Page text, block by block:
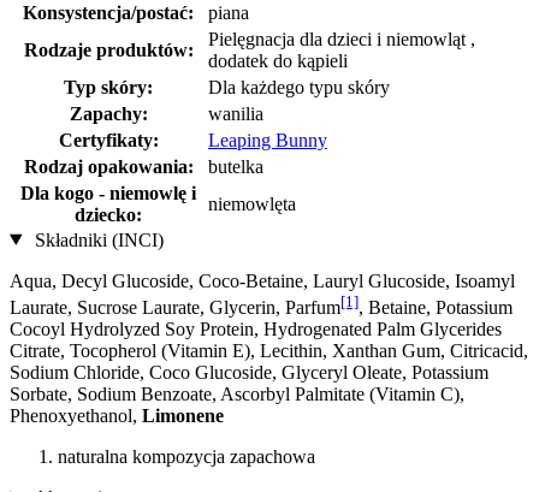
Konsystencja/postać:
piana
Rodzaje produktów:
Pielęgnacja dla dzieci i niemowląt ,
dodatek do kąpieli
Typ skóry:
Dla każdego typu skóry
Zapachy:
wanilia
Certyfikaty:
Leaping Bunny
Rodzaj opakowania:
butelka
Dla kogo - niemowlę i
dziecko:
niemowlęta
Składniki (INCI)
Aqua, Decyl Glucoside, Coco-Betaine, Lauryl Glucoside, Isoamyl
Laurate, Sucrose Laurate, Glycerin, Parfum[1], Betaine, Potassium
Cocoyl Hydrolyzed Soy Protein, Hydrogenated Palm Glycerides
Citrate, Tocopherol (Vitamin E), Lecithin, Xanthan Gum, Citricacid,
Sodium Chloride, Coco Glucoside, Glyceryl Oleate, Potassium
Sorbate, Sodium Benzoate, Ascorbyl Palmitate (Vitamin C),
Phenoxyethanol, Limonene
naturalna kompozycja zapachowa